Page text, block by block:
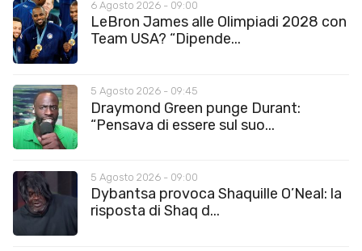
6 Agosto 2026 - 09:00
LeBron James alle Olimpiadi 2028 con
Team USA? “Dipende...
5 Agosto 2026 - 09:45
Draymond Green punge Durant:
“Pensava di essere sul suo...
5 Agosto 2026 - 09:00
Dybantsa provoca Shaquille O’Neal: la
risposta di Shaq d...